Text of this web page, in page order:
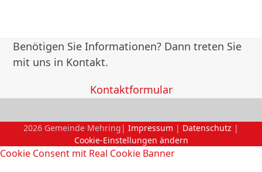
Benötigen Sie Informationen? Dann treten Sie
mit uns in Kontakt.
Kontaktformular
2026 Gemeinde Mehring| Impressum | Datenschutz |
Cookie-Einstellungen ändern
Cookie Consent mit Real Cookie Banner